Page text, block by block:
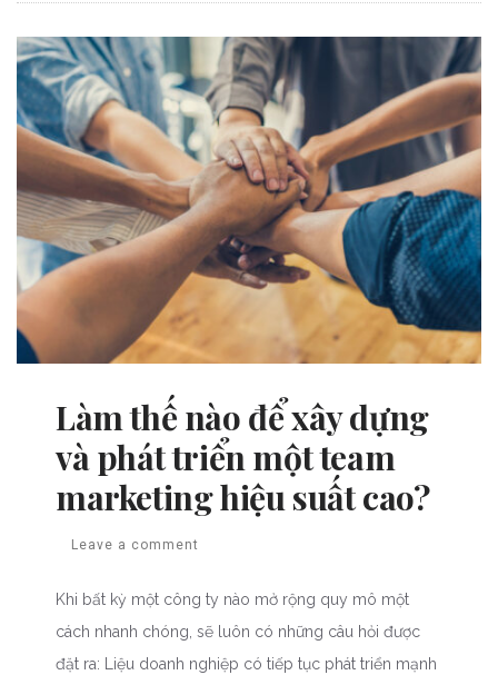
Làm thế nào để xây dựng
và phát triển một team
marketing hiệu suất cao?
Leave a comment
Khi bất kỳ một công ty nào mở rộng quy mô một
cách nhanh chóng, sẽ luôn có những câu hỏi được
đặt ra: Liệu doanh nghiệp có tiếp tục phát triển mạnh